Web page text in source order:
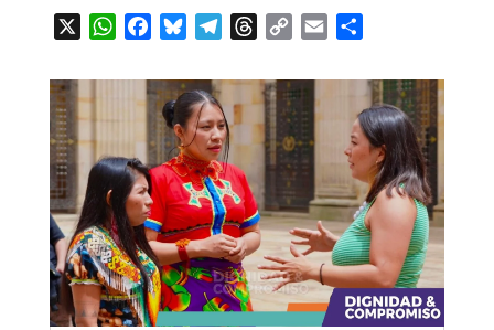
WhatsApp
FacebookBlueskyTelegramThreads
Copy Email